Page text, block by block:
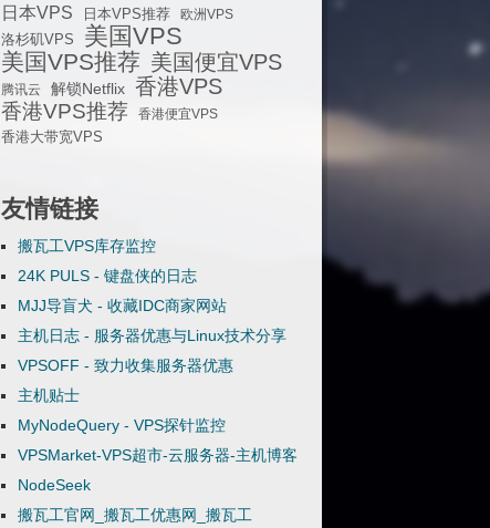
日本VPS 日本VPS推荐
欧洲VPS
洛杉矶VPS
美国VPS
美国VPS推荐 美国便宜VPS
腾讯云 解锁Netflix 香港VPS
香港VPS推荐
香港便宜VPS
香港大带宽VPS
友情链接
搬瓦工VPS库存监控
24K PULS - 键盘侠的日志
MJJ导盲犬 - 收藏IDC商家网站
主机日志 - 服务器优惠与Linux技术分享
VPSOFF - 致力收集服务器优惠
主机贴士
MyNodeQuery - VPS探针监控
VPSMarket-VPS超市-云服务器-主机博客
NodeSeek
搬瓦工官网_搬瓦工优惠网_搬瓦工